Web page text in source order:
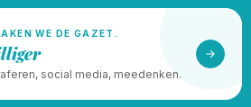
WE DE GAZET.
social media, meedenken.